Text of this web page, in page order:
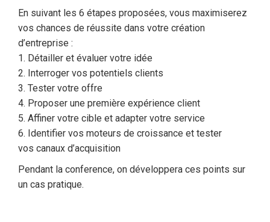
En suivant les 6 étapes proposées, vous maximiserez
vos chances de réussite dans votre création
d’entreprise :
1. Détailler et évaluer votre idée
2. Interroger vos potentiels clients
3. Tester votre offre
4. Proposer une première expérience client
5. Affiner votre cible et adapter votre service
6. Identifier vos moteurs de croissance et tester
vos canaux d’acquisition
Pendant la conference, on développera ces points sur
un cas pratique.